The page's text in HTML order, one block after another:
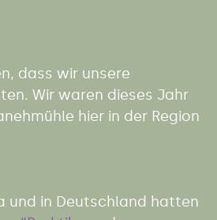
dass wir unsere
Wir waren dieses Jahr
hier in der Region
und in Deutschland hatten